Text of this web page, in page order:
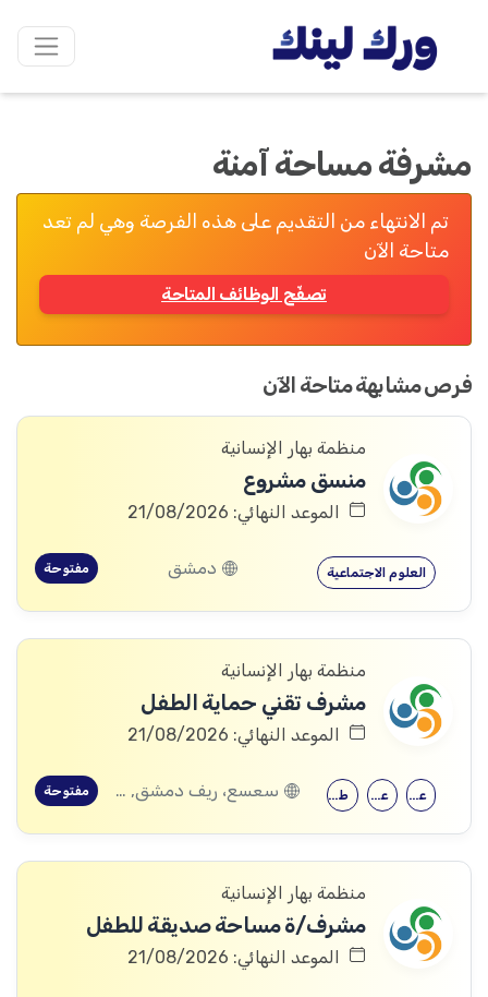
مشرفة مساحة آمنة
تم الانتهاء من التقديم على هذه الفرصة وهي لم تعد
متاحة الآن
تصفّح الوظائف المتاحة
فرص مشابهة متاحة الآن
منظمة بهار الإنسانية
منسق مشروع
الموعد النهائي: 21/08/2026
العلوم الاجتماعية دمشق مفتوحة
منظمة بهار الإنسانية
مشرف تقني حماية الطفل
الموعد النهائي: 21/08/2026
طب الأطفال علم اجتماع علم النفس سعسع، ريف دمشق, قدسيا، ريف دمشق, قطنا، ريف دمشق, مضايا، ريف دمشق, الديماس، ريف دمشق, سرغايا، ريف دمشق, بيت جن، ريف دمشق, عين الفيجة، ريف دمشق مفتوحة
منظمة بهار الإنسانية
مشرف/ة مساحة صديقة للطفل
الموعد النهائي: 21/08/2026